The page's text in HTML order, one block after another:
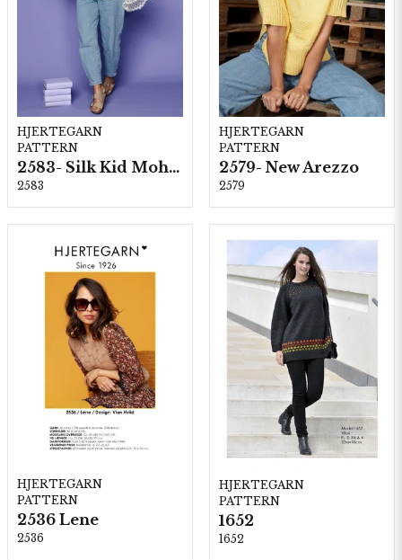
HJERTEGARN
PATTERN
2583- Silk Kid Mohair
2583
HJERTEGARN
PATTERN
2579- New Arezzo
2579
HJERTEGARN
PATTERN
2536 Lene
2536
HJERTEGARN
PATTERN
1652
1652